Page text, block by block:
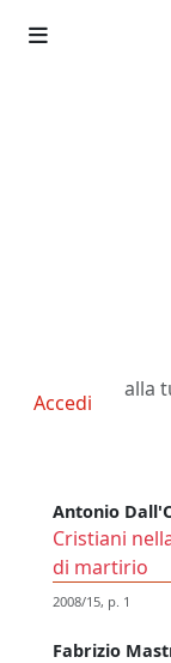
Accedi
alla
Antonio
Cristiani
di martirio
2008/15, p. 1
Fabrizio